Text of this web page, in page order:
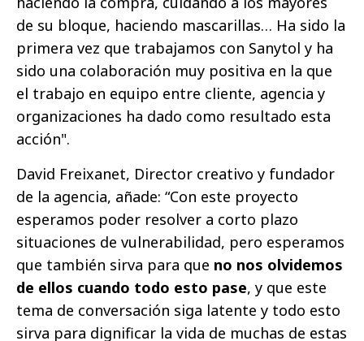
de su bloque, haciendo mascarillas… Ha sido la
primera vez que trabajamos con Sanytol y ha
sido una colaboración muy positiva en la que
el trabajo en equipo entre cliente, agencia y
organizaciones ha dado como resultado esta
acción".
David Freixanet, Director creativo y fundador
de la agencia, añade: “Con este proyecto
esperamos poder resolver a corto plazo
situaciones de vulnerabilidad, pero esperamos
que también sirva para que no nos olvidemos
de ellos cuando todo esto pase, y que este
tema de conversación siga latente y todo esto
sirva para dignificar la vida de muchas de estas